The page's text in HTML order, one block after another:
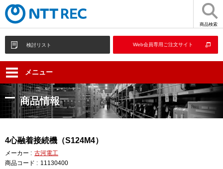
商品検索
検討リスト Web会員専用ご注文サイト
メニュー
商品情報
4心融着接続機（S124M4）
メーカー : 古河電工
商品コード : 11130400